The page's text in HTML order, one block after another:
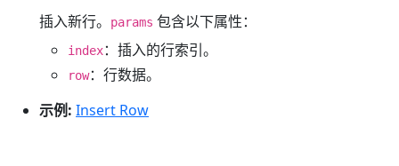
插入新行。
params 包含以下属性：
index：插入的行索引。
row：行数据。
示例: Insert Row